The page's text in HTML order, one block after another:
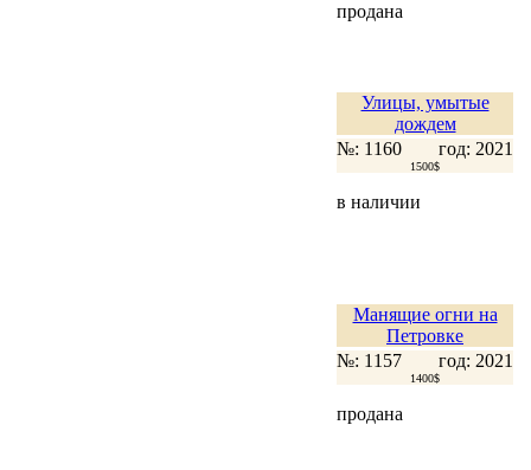
продана
Улицы, умытые
дождем
№: 1160
год: 2021
1500$
в наличии
Манящие огни на
Петровке
№: 1157
год: 2021
1400$
продана